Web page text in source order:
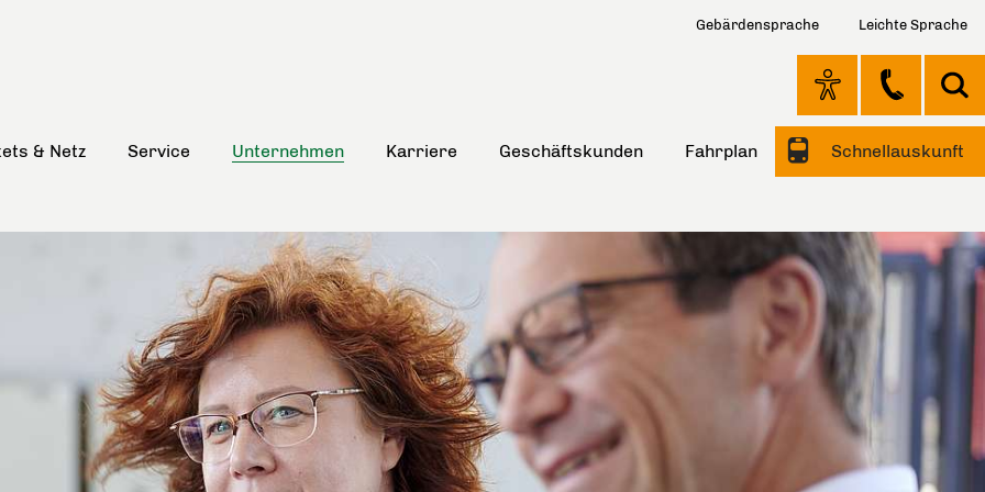
Gebärdensprache Leichte Sprache
& Netz Service Unternehmen Karriere Geschäftskunden Fahrplan Schnellauskunft